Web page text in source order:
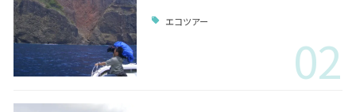
エコツアー
02